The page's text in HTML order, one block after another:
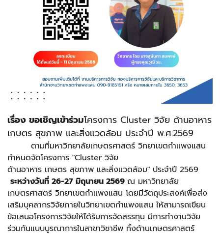
เรื่อง ขอเชิญเข้าร่วมโครงการ Cluster วิจัย ด้านอาหาร
เกษตร สุขภาพ และสิ่งแวดล้อม ประจำปี พ.ศ.2569
ตามที่มหาวิทยาลัยเกษตรศาสตร์ วิทยาเขตกำแพงแสน
กำหนดจัดโครงการ "Cluster วิจัย
ด้านอาหาร เกษตร สุขภาพ และสิ่งแวดล้อม" ประจำปี 2569
ระหว่างวันที่ 26-27 มิถุนายน 2569 ณ มหาวิทยาลัย
เกษตรศาสตร์ วิทยาเขตกำแพงแสน โดยมีวัตถุประสงค์เพื่อส่ง
เสริมบุคลากรวิจัยภายในวิทยาเขตกำแพงแสน ให้สามารถเขียน
ข้อเสนอโครงการวิจัยให้ได้รับการจัดสรรทุน มีการทำงานวิจัย
ร่วมกันแบบบูรณาการในสาขาวิชาชีพ ทั้งด้านเกษตรศาสตร์